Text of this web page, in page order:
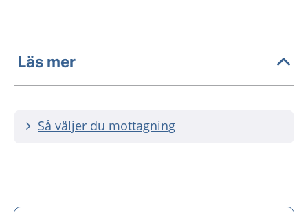
Läs mer
Så väljer du mottagning